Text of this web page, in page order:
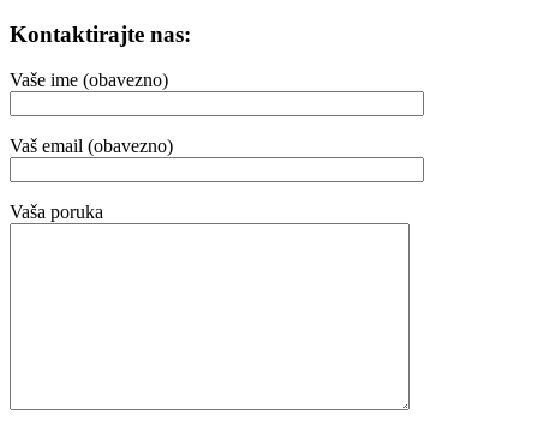
Kontaktirajte nas:
Vaše ime (obavezno)
Vaš email (obavezno)
Vaša poruka